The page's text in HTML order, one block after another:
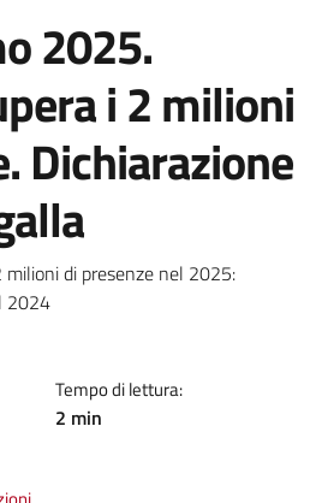
2025.
i 2 milioni
Dichiarazione
notizia
milioni di presenze nel 2025:
2024
Tempo di lettura:
2 min